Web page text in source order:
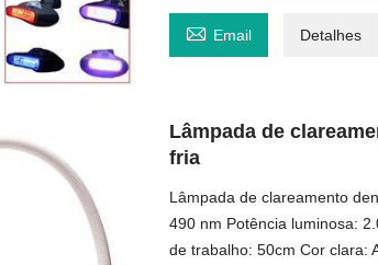
 Email Detalhes
Lâmpada de
fria
Lâmpada de clareamento
490 nm Potência luminosa:
de trabalho: 50cm Cor clara: